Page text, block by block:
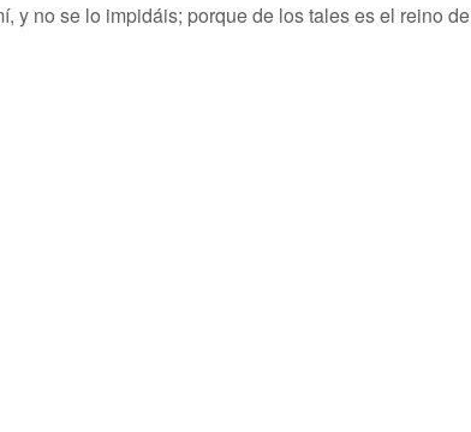
y no se lo impidáis; porque de los tales es el reino de